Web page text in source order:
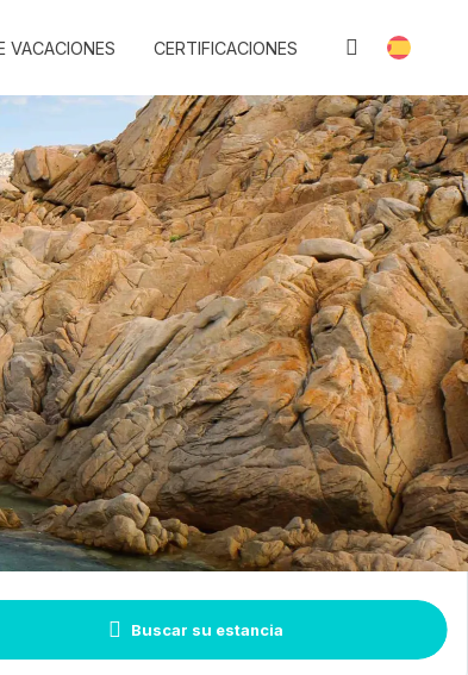
VACACIONES CERTIFICACIONES
FAQ FAVORITOS BLOG
Buscar su estancia